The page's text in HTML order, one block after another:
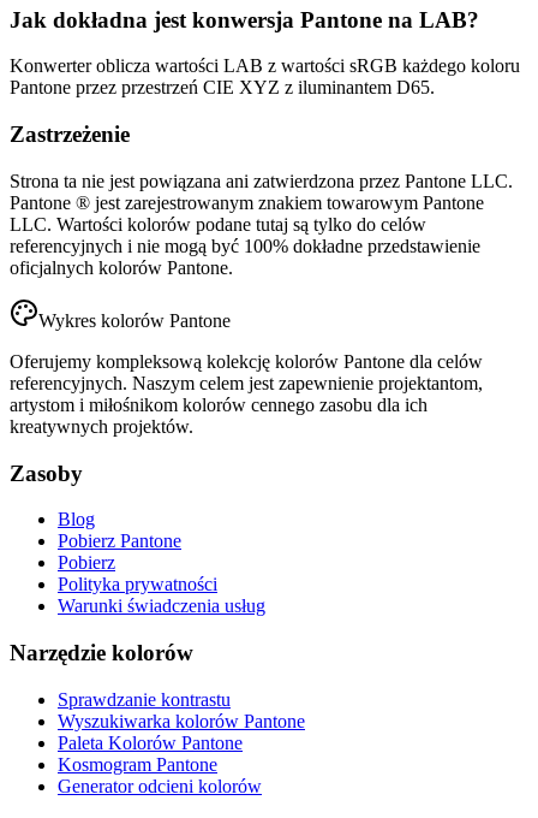
Jak dokładna jest konwersja Pantone na LAB?
Konwerter oblicza wartości LAB z wartości sRGB każdego koloru
Pantone przez przestrzeń CIE XYZ z iluminantem D65.
Zastrzeżenie
Strona ta nie jest powiązana ani zatwierdzona przez Pantone LLC.
Pantone ® jest zarejestrowanym znakiem towarowym Pantone
LLC. Wartości kolorów podane tutaj są tylko do celów
referencyjnych i nie mogą być 100% dokładne przedstawienie
oficjalnych kolorów Pantone.
Wykres kolorów Pantone
Oferujemy kompleksową kolekcję kolorów Pantone dla celów
referencyjnych. Naszym celem jest zapewnienie projektantom,
artystom i miłośnikom kolorów cennego zasobu dla ich
kreatywnych projektów.
Zasoby
Blog
Pobierz Pantone
Pobierz
Polityka prywatności
Warunki świadczenia usług
Narzędzie kolorów
Sprawdzanie kontrastu
Wyszukiwarka kolorów Pantone
Paleta Kolorów Pantone
Kosmogram Pantone
Generator odcieni kolorów